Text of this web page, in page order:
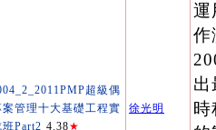
超級偶
案管理十大基礎工程實
Part2 4.38★
徐光明
運
作
出